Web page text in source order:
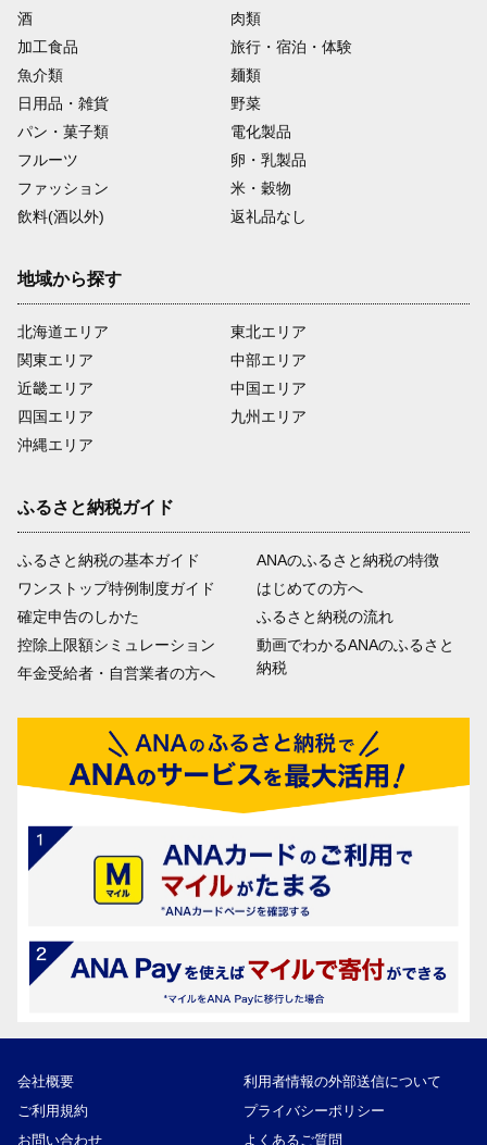
酒
肉類
加工食品
旅行・宿泊・体験
魚介類
麺類
日用品・雑貨
野菜
パン・菓子類
電化製品
フルーツ
卵・乳製品
ファッション
米・穀物
飲料(酒以外)
返礼品なし
地域から探す
北海道エリア
関東エリア
近畿エリア
四国エリア
沖縄エリア
東北エリア
中部エリア
中国エリア
九州エリア
ふるさと納税ガイド
ふるさと納税の基本ガイド
ワンストップ特例制度ガイド
確定申告のしかた
控除上限額シミュレーション
年金受給者・自営業者の方へ
ANAのふるさと納税の特徴
はじめての方へ
ふるさと納税の流れ
動画でわかるANAのふるさと
納税
会社概要
利用者情報の外部送信について
ご利用規約
プライバシーポリシー
お問い合わせ
よくあるご質問